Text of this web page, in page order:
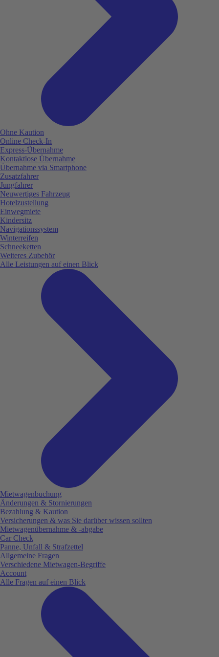
Ohne Kaution
Online Check-In
Express-Übernahme
Kontaktlose Übernahme
Übernahme via Smartphone
Zusatzfahrer
Jungfahrer
Neuwertiges Fahrzeug
Hotelzustellung
Einwegmiete
Kindersitz
Navigationssystem
Winterreifen
Schneeketten
Weiteres Zubehör
Alle Leistungen auf einen Blick
Mietwagenbuchung
Änderungen & Stornierungen
Bezahlung & Kaution
Versicherungen & was Sie darüber wissen sollten
Mietwagenübernahme & -abgabe
Car Check
Panne, Unfall & Strafzettel
Allgemeine Fragen
Verschiedene Mietwagen-Begriffe
Account
Alle Fragen auf einen Blick